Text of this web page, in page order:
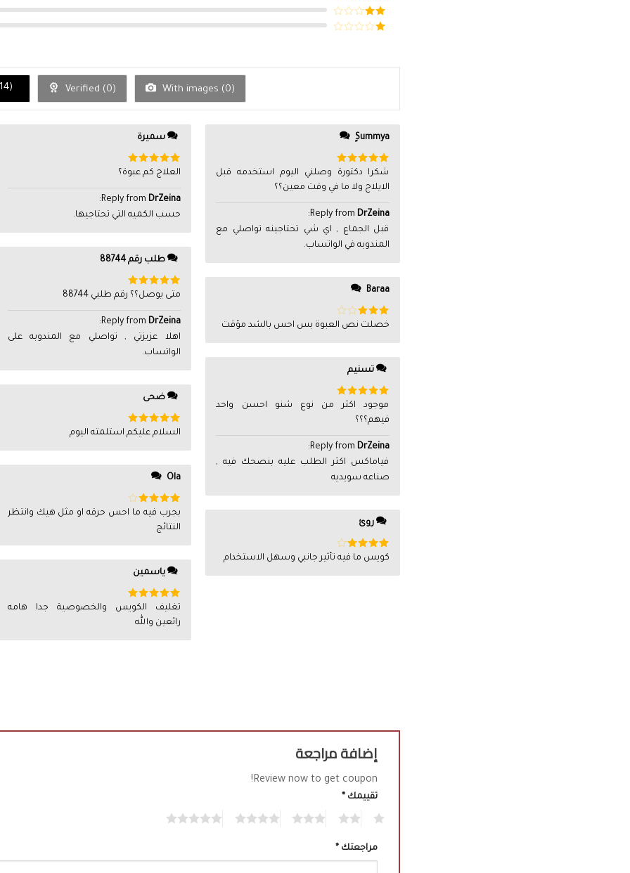
من 5
تم
التقييم
3من 5تم
5
من
With images (0)
Verified (0)
14)
ٍSummya
تم التقييم
5 من 5
شكرا دكتورة وصلني اليوم استخدمه قبل
الايلاج ولا ما في وقت معين؟؟
Reply from DrZeina
:
قبل الجماع , اي شي تحتاجينه تواصلي مع
المندوبه في الواتساب.
Baraa
تم
خصلت نص العبوة بس احس بالشد مؤقت
تسنيم
تم التقييم
5
من 5
موجود اكثر من نوع شنو احسن واحد
فيهم؟؟؟
Reply from DrZeina
:
فياماكس اكثر الطلب عليه بنصحك فيه ,
صناعه سويديه
روئ
تم
كويس ما فيه تأثير جانبي وسهل الاستخدام
سميرة
تم التقييم
العلاج كم عبوة؟
Reply from DrZeina
:
حسب الكميه التي تحتاجيها.
طلب رقم 88744
تم التقييم
متى يوصل؟؟ رقم طلبي 88744
Reply from DrZeina
:
اهلا عزيزتي , تواصلي مع المندوبه على
الواتساب.
ضحى
تم التقييم
السلام عليكم استلمته اليوم
Ola
تم
التقييم
من 5
بجرب فيه ما احس حرقه او مثل هيك وانتظر
النتائج
ياسمين
تم التقييم
5من 5
تغليف الكويس والخصوصية جدا هامه
رائعين والله
إضافة مراجعة
Review now to get coupon!
تقييمك *
مراجعتك *